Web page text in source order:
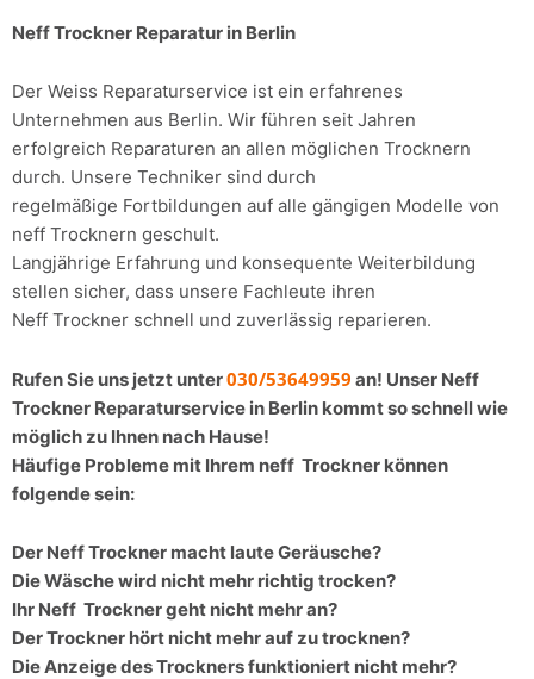
Neff Trockner Reparatur in Berlin
Der Weiss Reparaturservice ist ein erfahrenes
Unternehmen aus Berlin. Wir führen seit Jahren
erfolgreich Reparaturen an allen möglichen Trocknern
durch. Unsere Techniker sind durch
regelmäßige Fortbildungen auf alle gängigen Modelle von
neff Trocknern geschult.
Langjährige Erfahrung und konsequente Weiterbildung
stellen sicher, dass unsere Fachleute ihren
Neff Trockner schnell und zuverlässig reparieren.
Rufen Sie uns jetzt unter030/53649959 an! Unser Neff
Trockner Reparaturservice in Berlin kommt so schnell wie
möglich zu Ihnen nach Hause!
Häufige Probleme mit Ihrem neff Trockner können
folgende sein:
Der Neff Trockner macht laute Geräusche?
Die Wäsche wird nicht mehr richtig trocken?
Ihr Neff Trockner geht nicht mehr an?
Der Trockner hört nicht mehr auf zu trocknen?
Die Anzeige des Trockners funktioniert nicht mehr?